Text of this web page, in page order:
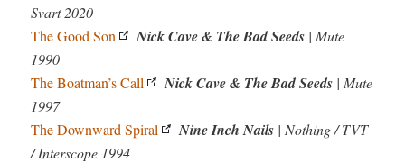
Svart 2020
The Good Son
Nick Cave & The Bad Seeds | Mute
1990
The Boatman’s Call
Nick Cave & The Bad Seeds | Mute
1997
The Downward Spiral
Nine Inch Nails | Nothing / TVT
/ Interscope 1994